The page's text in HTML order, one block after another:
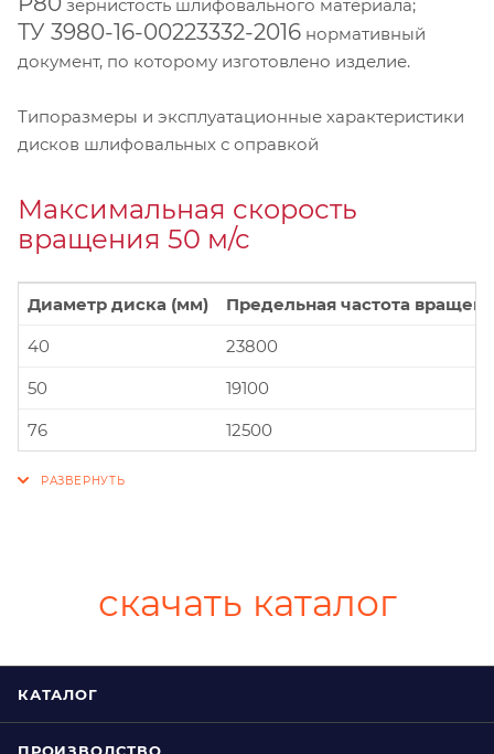
зернистость шлифовального материала;
ТУ 3980-16-00223332-2016 нормативный
документ, по которому изготовлено изделие.
Типоразмеры и эксплуатационные характеристики
дисков шлифовальных с оправкой
Максимальная скорость
вращения 50 м/с
Диаметр диска (мм)
Предельная частота
40
23800
50
19100
76
12500
скачать каталог
КАТАЛОГ